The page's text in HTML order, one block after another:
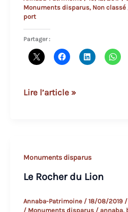
Monuments disparus, Non classé
port
Partager :
Le
Lire l’article »
Monuments disparus
Le Rocher du Lion
Annaba-Patrimoine / 18/08/2019 /
/ Monuments disparus/ annaba,